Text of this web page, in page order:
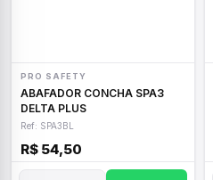
PRO SAFETY
ABAFADOR CONCHA SPA3
DELTA PLUS
Ref: SPA3BL
R$ 54,50